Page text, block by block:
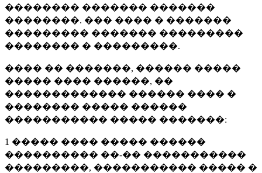
�������� ������� �������
��������. ��� ���� � �������
��������� ������� ���������
�������� � ���������.
���� �� �������, ������ �����
����� ���� ������, ��
������������� ������ ���� �
�������� ����� ������
����������� ����� �������:
1 ����� ���� ����� ������
���������� ��-�� �����������
���������, ����������� ����� �